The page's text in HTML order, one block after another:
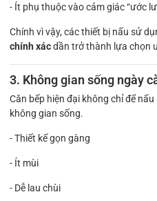
- Ít phụ thuộc vào cảm giác “ước
Chính vì vậy, các thiết bị nấu sử
chính xácdần trở thành lựa chọn
3. Không gian sống ngày
Căn bếp hiện đại không chỉ để
không gian sống.
- Thiết kế gọn gàng
- Ít mùi
- Dễ lau chùi